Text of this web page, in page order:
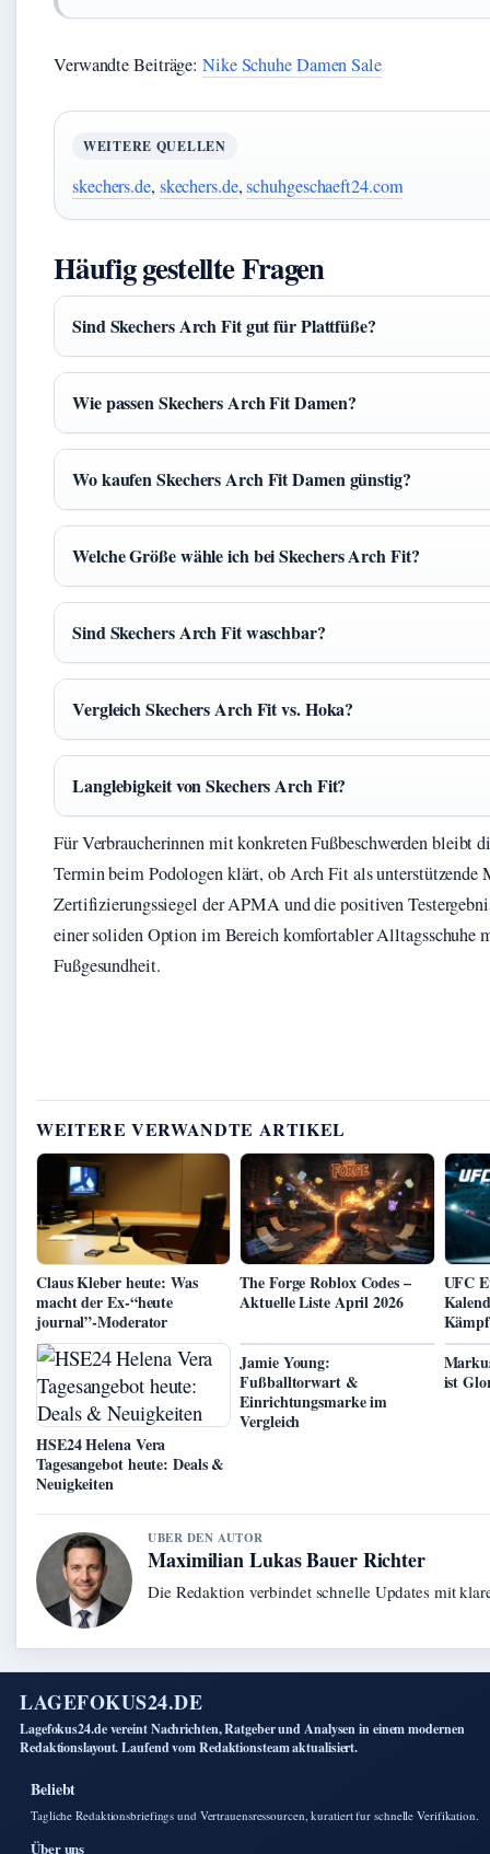
Verwandte Beiträge:Nike Schuhe Damen Sale
WEITERE QUELLEN
skechers.de, skechers.de,schuhgeschaeft24.com
Häufig gestellte Fragen
Sind Skechers Arch Fit gut für Plattfüße?
Wie passen Skechers Arch Fit Damen?
Wo kaufen Skechers Arch Fit Damen günstig?
Welche Größe wähle ich bei Skechers Arch Fit?
Sind Skechers Arch Fit waschbar?
Vergleich Skechers Arch Fit vs. Hoka?
Langlebigkeit von Skechers Arch Fit?
Für Verbraucherinnen mit konkreten Fußbeschwerden bleibt
Termin beim Podologen klärt, ob Arch Fit als unterstützende
Zertifizierungssiegel der APMA und die positiven
einer soliden Option im Bereich komfortabler Alltagsschuhe
Fußgesundheit.
WEITERE VERWANDTE ARTIKEL
Claus Kleber heute: Was
macht der Ex-“heute
journal”-Moderator
The Forge Roblox Codes –
Aktuelle Liste April 2026
UFC
HSE24 Helena Vera
Tagesangebot heute: Deals &
Neuigkeiten
Jamie Young:
Fußballtorwart &
Einrichtungsmarke im
Vergleich
ist
UBER DEN AUTOR
Maximilian Lukas Bauer Richter
Die Redaktion verbindet schnelle Updates mit
LAGEFOKUS24.DE
Lagefokus24.de vereint Nachrichten, Ratgeber und Analysen in einem modernen
Redaktionslayout. Laufend vom Redaktionsteam aktualisiert.
Beliebt
Tagliche Redaktionsbriefings und Vertrauensressourcen, kuratiert fur schnelle Verifikation.
Über uns